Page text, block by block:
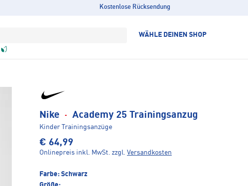
Kostenlose Rücksendung
WÄHLE DEINEN SHOP
Nike · Academy 25 Trainingsanzug
Kinder Trainingsanzüge
€ 64,99
Onlinepreis inkl. MwSt. zzgl. Versandkosten
Farbe: Schwarz